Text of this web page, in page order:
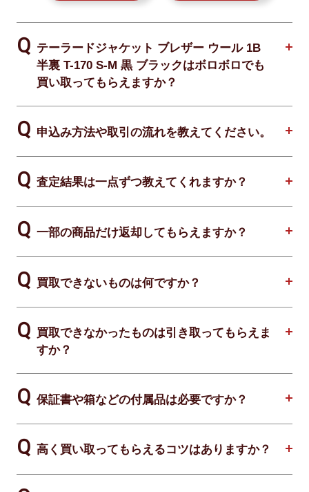
テーラードジャケット ブレザー ウール 1B
半裏 T-170 S-M 黒 ブラックはボロボロでも
買い取ってもらえますか？
申込み方法や取引の流れを教えてください。
査定結果は一点ずつ教えてくれますか？
一部の商品だけ返却してもらえますか？
買取できないものは何ですか？
買取できなかったものは引き取ってもらえま
すか？
保証書や箱などの付属品は必要ですか？
高く買い取ってもらえるコツはありますか？